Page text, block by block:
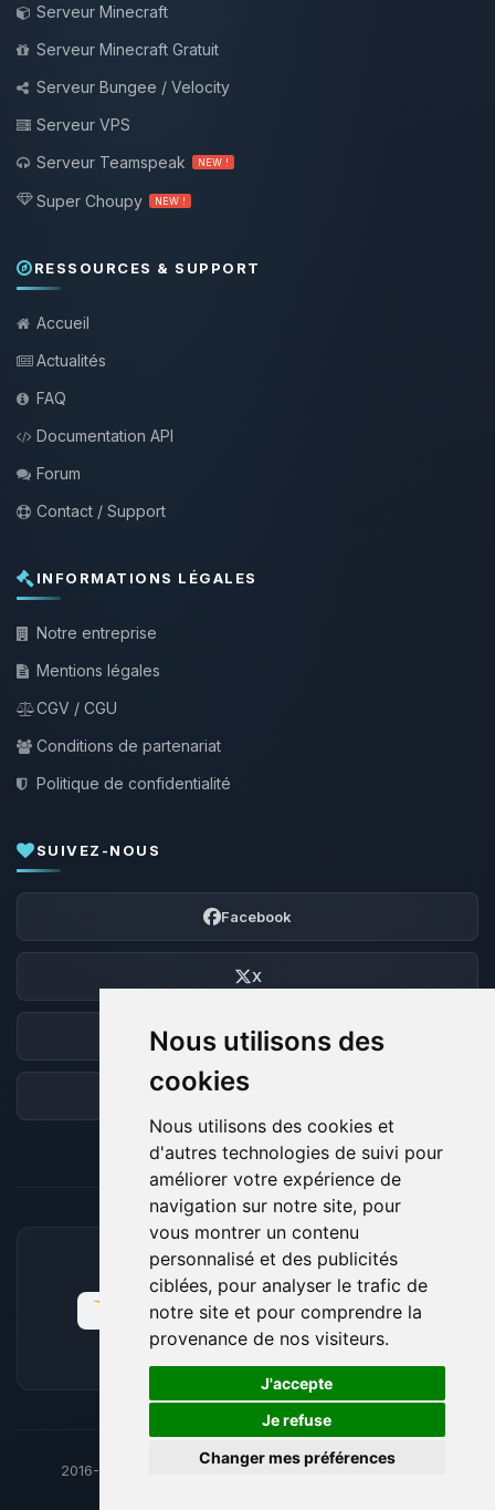
Nous utilisons des
cookies
Nous utilisons des cookies et
d'autres technologies de suivi pour
améliorer votre expérience de
navigation sur notre site, pour
vous montrer un contenu
personnalisé et des publicités
ciblées, pour analyser le trafic de
notre site et pour comprendre la
provenance de nos visiteurs.
J'accepte
Je refuse
Changer mes préférences
Serveur Minecraft
Serveur Minecraft Gratuit
Serveur Bungee / Velocity
Serveur VPS
Serveur Teamspeak
NEW !
Super Choupy NEW !
RESSOURCES & SUPPORT
Accueil
Actualités
FAQ
Documentation API
Forum
Contact / Support
INFORMATIONS LÉGALES
Notre entreprise
Mentions légales
CGV / CGU
Conditions de partenariat
Politique de confidentialité
SUIVEZ-NOUS
Facebook
X
Discord
Forum
MOYENS DE PAIEMENT ACCEPTÉS
2016-26 © BoxToPlay - ByteLogic tous droits réservés
🍪